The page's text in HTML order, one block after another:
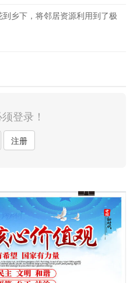
乡下，将邻居资源利用到了极
登录！
注册